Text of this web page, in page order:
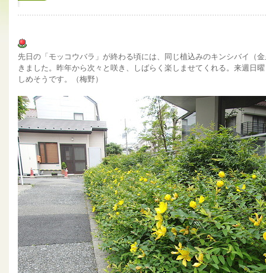
先日の「モッコウバラ」が終わる頃には、同じ植込みのキンシバイ（
きました。昨年から次々と咲き、しばらく楽しませてくれる。来週日
しめそうです。（梅野）